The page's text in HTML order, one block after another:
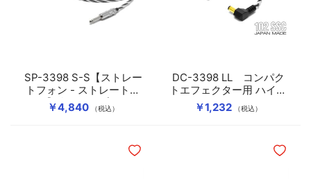
￥4,840 （税込）
SP-3398 S-S【ストレー
トフォン - ストレートフ
ォン】楽器アンプ用スピ
ーカーケーブル
￥1,232 （税込）
DC-3398 LL コンパク
トエフェクター用 ハイク
オリティー DCパワーケ
ーブル
ほしいものリストに追加 ほしい